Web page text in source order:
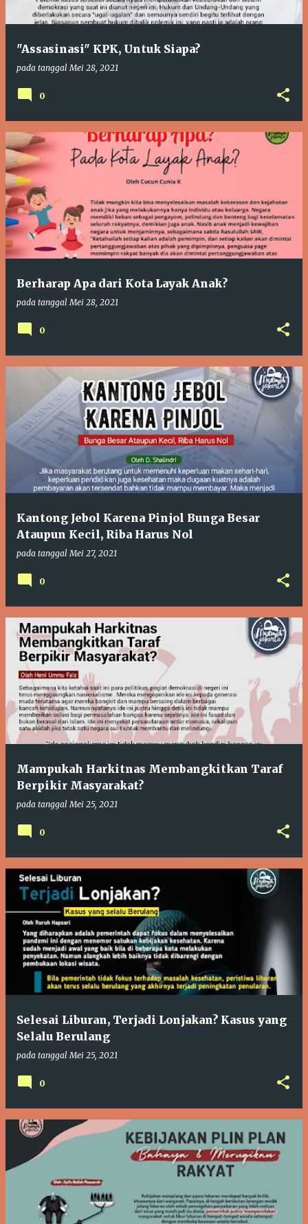
"Assasinasi" KPK, Untuk Siapa?
pada tanggalMei 28, 2021
0
Berharap Apa dari Kota Layak Anak?
pada tanggalMei 28, 2021
0
Kantong Jebol Karena Pinjol Bunga Besar
Ataupun Kecil, Riba Harus Nol
pada tanggalMei 27, 2021
0
Mampukah Harkitnas Membangkitkan Taraf
Berpikir Masyarakat?
pada tanggalMei 25, 2021
0
Selesai Liburan, Terjadi Lonjakan? Kasus yang
Selalu Berulang
pada tanggalMei 25, 2021
0